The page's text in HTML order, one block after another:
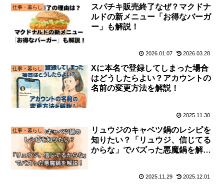
仕事・暮らし
スパチキ販売終了なぜ？マクドナ
ルドの新メニュー「お得なバーガ
ー」も解説！
2026.01.07 2026.03.28
仕事・暮らし
Xに本名で登録してしまった場合
はどうしたらよい？アカウントの
名前の変更方法を解説！
2025.11.30
仕事・暮らし
リュウジのキャベツ鍋のレシピを
知りたい？「リュウジ、信じてる
からな」でバズった悪魔鍋を解
2025.11.29 2025.12.01